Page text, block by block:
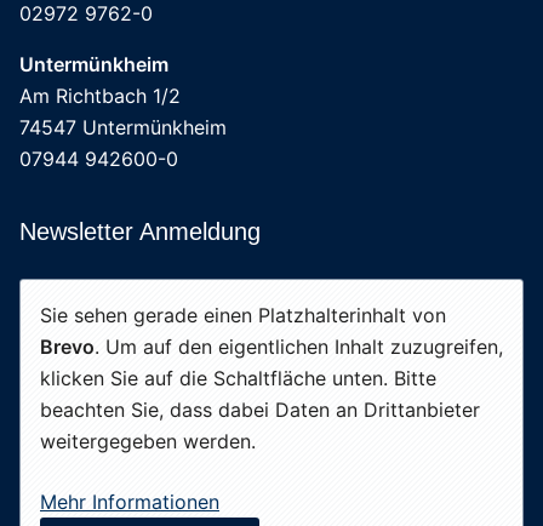
02972 9762-0
Untermünkheim
Am Richtbach 1/2
74547 Untermünkheim
07944 942600-0
Newsletter Anmeldung
Sie sehen gerade einen Platzhalterinhalt von
Brevo. Um auf den eigentlichen Inhalt zuzugreifen,
klicken Sie auf die Schaltfläche unten. Bitte
beachten Sie, dass dabei Daten an Drittanbieter
weitergegeben werden.
Mehr Informationen